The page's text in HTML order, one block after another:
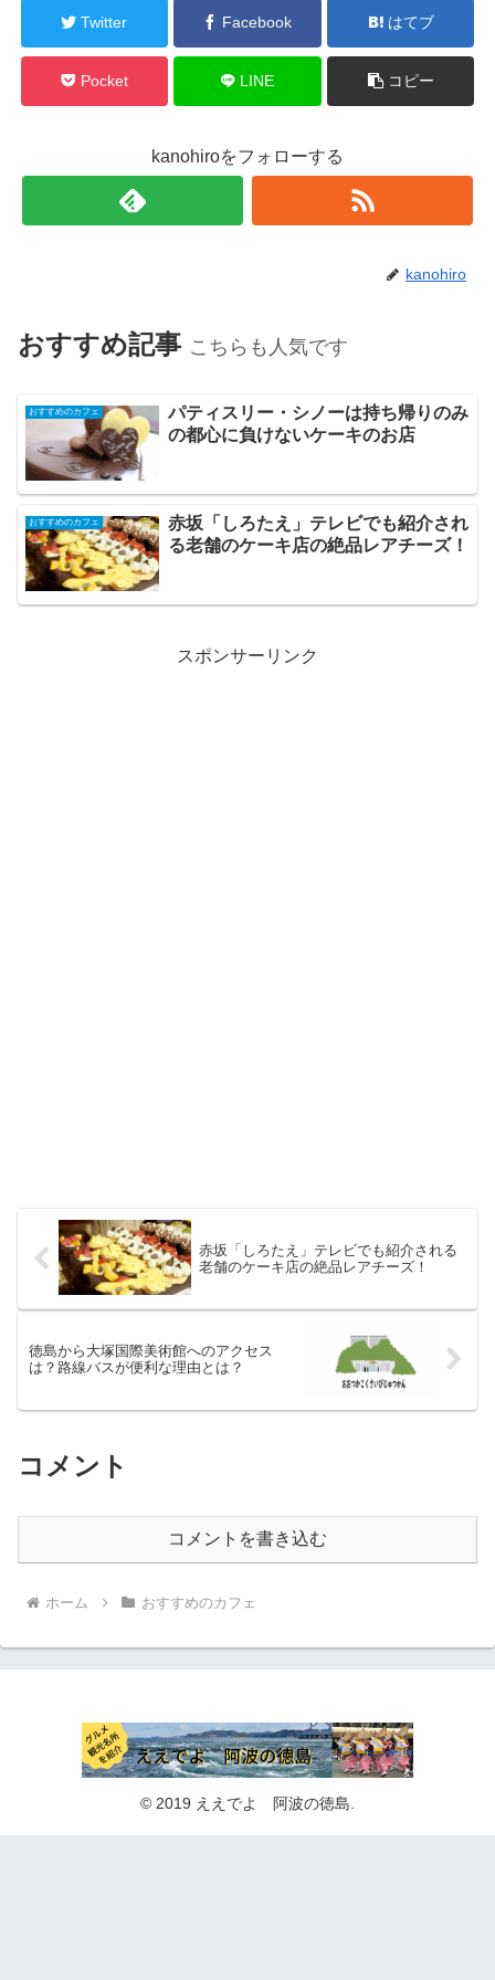
Twitter Facebook はてブ
Pocket LINE コピー
kanohiroをフォローする
kanohiro
おすすめ記事 こちらも人気です
おすすめのカフェ
パティスリー・シノーは持ち帰りのみ
の都心に負けないケーキのお店
おすすめのカフェ
赤坂「しろたえ」テレビでも紹介され
る老舗のケーキ店の絶品レアチーズ！
スポンサーリンク
赤坂「しろたえ」テレビでも紹介される
老舗のケーキ店の絶品レアチーズ！
徳島から大塚国際美術館へのアクセス
は？路線バスが便利な理由とは？
コメント
コメントを書き込む
ホーム おすすめのカフェ
© 2019 ええでよ 阿波の徳島.